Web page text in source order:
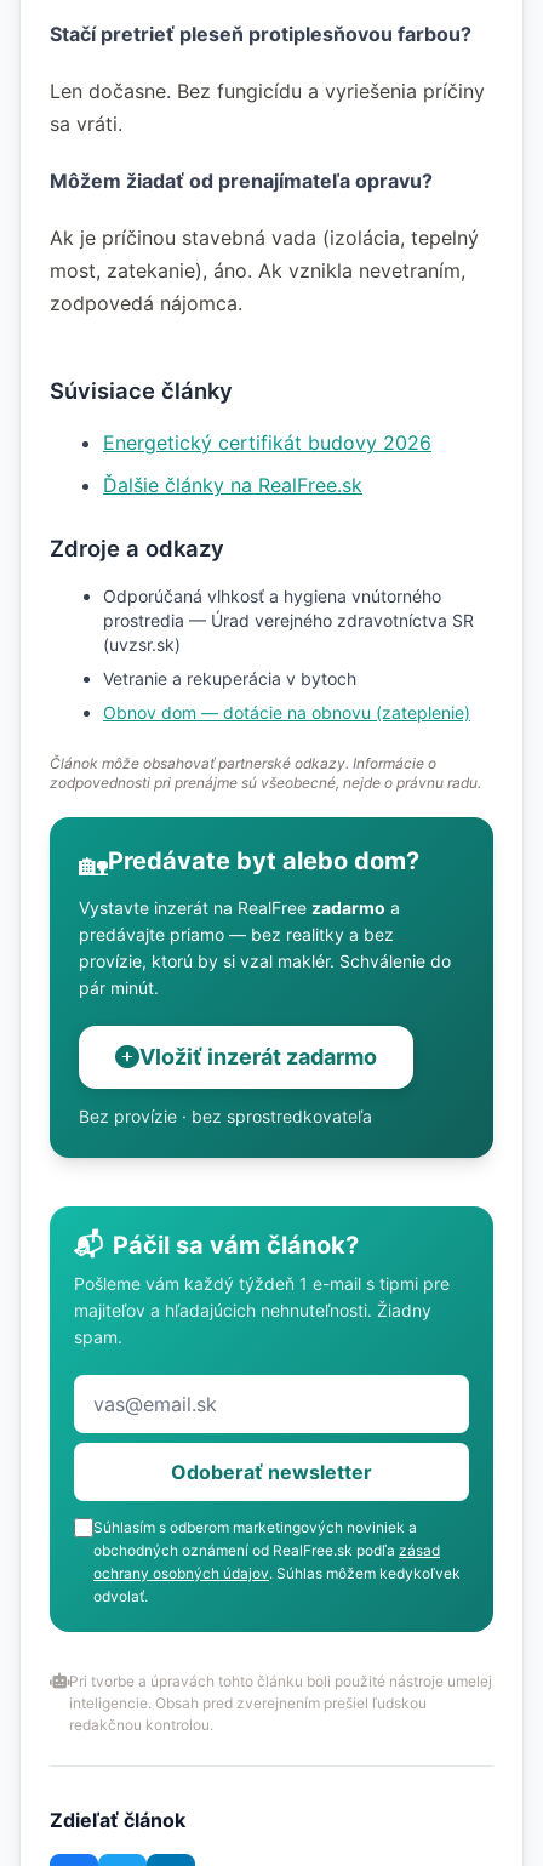
Stačí pretrieť pleseň protiplesňovou farbou?
Len dočasne. Bez fungicídu a vyriešenia príčiny
sa vráti.
Môžem žiadať od prenajímateľa opravu?
Ak je príčinou stavebná vada (izolácia, tepelný
most, zatekanie), áno. Ak vznikla nevetraním,
zodpovedá nájomca.
Súvisiace články
Energetický certifikát budovy 2026
Ďalšie články na RealFree.sk
Zdroje a odkazy
Odporúčaná vlhkosť a hygiena vnútorného
prostredia — Úrad verejného zdravotníctva SR
(uvzsr.sk)
Vetranie a rekuperácia v bytoch
Obnov dom — dotácie na obnovu (zateplenie)
Článok môže obsahovať partnerské odkazy. Informácie o
zodpovednosti pri prenájme sú všeobecné, nejde o právnu radu.
🏡Predávate byt alebo dom?
Vystavte inzerát na RealFree zadarmo a
predávajte priamo — bez realitky a bez
provízie, ktorú by si vzal maklér. Schválenie do
pár minút.
Vložiť inzerát zadarmo
Bez provízie · bez sprostredkovateľa
📬 Páčil sa vám článok?
Pošleme vám každý týždeň 1 e-mail s tipmi pre
majiteľov a hľadajúcich nehnuteľnosti. Žiadny
spam.
Odoberať newsletter
Súhlasím s odberom marketingových noviniek a
obchodných oznámení od RealFree.sk podľa zásad
ochrany osobných údajov. Súhlas môžem kedykoľvek
odvolať.
Pri tvorbe a úpravách tohto článku boli použité nástroje umelej
inteligencie. Obsah pred zverejnením prešiel ľudskou
redakčnou kontrolou.
Zdieľať článok